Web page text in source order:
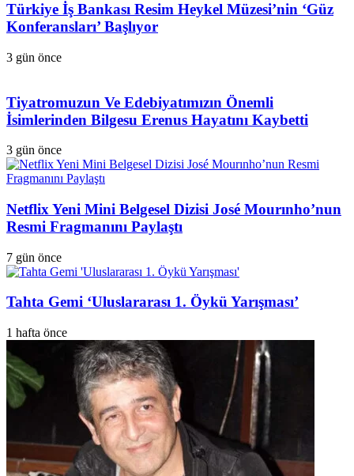
Türkiye İş Bankası Resim Heykel Müzesi’nin ‘Güz
Konferansları’ Başlıyor
3 gün önce
Tiyatromuzun Ve Edebiyatımızın Önemli
İsimlerinden Bilgesu Erenus Hayatını Kaybetti
3 gün önce
Netflix Yeni Mini Belgesel Dizisi José Mourınho’nun
Resmi Fragmanını Paylaştı
7 gün önce
Tahta Gemi ‘Uluslararası 1. Öykü Yarışması’
1 hafta önce